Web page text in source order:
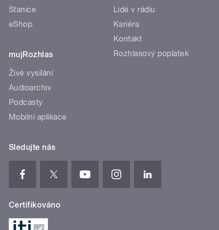
Stanice
eShop
mujRozhlas
Živé vysílání
Audioarchiv
Podcasty
Mobilní aplikace
Lidé v rádiu
Kariéra
Kontakt
Rozhlasový poplatek
Sledujte nás
Certifikováno